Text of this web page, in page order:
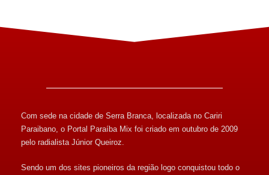
Com sede na cidade de Serra Branca, localizada no Cariri
Paraibano, o Portal Paraíba Mix foi criado em outubro de 2009
pelo radialista Júnior Queiroz.
Sendo um dos sites pioneiros da região logo conquistou todo o